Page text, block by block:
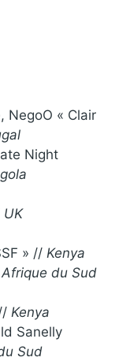
NegoO « Clair
Night
UK
» // Kenya
Afrique du Sud
Kenya
Sanelly
Sud